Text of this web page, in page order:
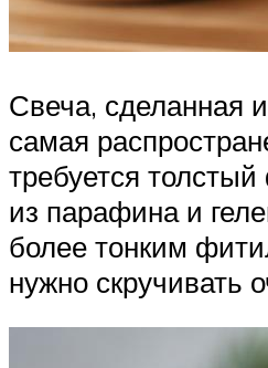
Свеча, сделанная
самая
требуется
из парафина и
более тонким
нужно скручивать